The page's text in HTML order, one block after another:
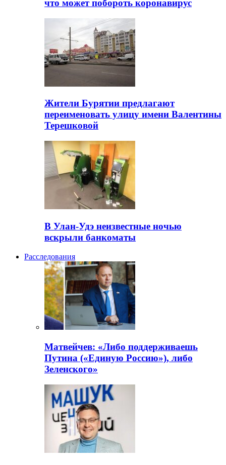
что может побороть коронавирус
Жители Бурятии предлагают
переименовать улицу имени Валентины
Терешковой
В Улан-Удэ неизвестные ночью
вскрыли банкоматы
Расследования
Матвейчев: «Либо поддерживаешь
Путина («Единую Россию»), либо
Зеленского»